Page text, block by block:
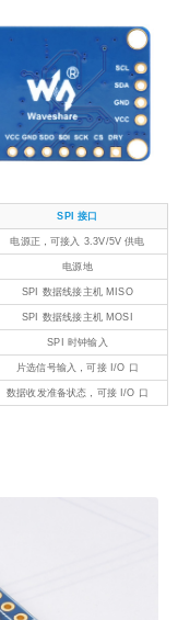
SPI 接口
电源正，可接入 3.3V/5V 供电
电源地
SPI 数据线接主机 MISO
SPI 数据线接主机 MOSI
SPI 时钟输入
片选信号输入，可接 I/O 口
数据收发准备状态，可接 I/O 口